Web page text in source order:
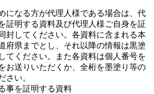
になる方が代理人様である場合は、代
証明する資料及び代理人様ご自身を証
封してください。各資料に含まれる本
府県までとし、それ以降の情報は黒塗
てください。また各資料は個人番号を
お送りいただくか、全桁を墨塗り等の
さい。
事を証明する資料